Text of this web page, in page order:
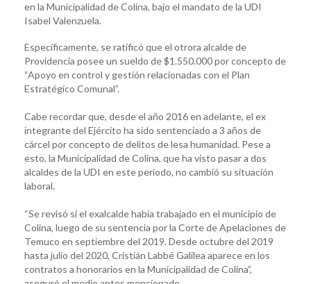
en la Municipalidad de Colina, bajo el mandato de la UDI
Isabel Valenzuela.
Específicamente, se ratificó que el otrora alcalde de
Providencia posee un sueldo de $1.550.000 por concepto de
“Apoyo en control y gestión relacionadas con el Plan
Estratégico Comunal”.
Cabe recordar que, desde el año 2016 en adelante, el ex
integrante del Ejército ha sido sentenciado a 3 años de
cárcel por concepto de delitos de lesa humanidad. Pese a
esto, la Municipalidad de Colina, que ha visto pasar a dos
alcaldes de la UDI en este periodo, no cambió su situación
laboral.
“Se revisó si el exalcalde había trabajado en el municipio de
Colina, luego de su sentencia por la Corte de Apelaciones de
Temuco en septiembre del 2019. Desde octubre del 2019
hasta julio del 2020, Cristián Labbé Galilea aparece en los
contratos a honorarios en la Municipalidad de Colina”,